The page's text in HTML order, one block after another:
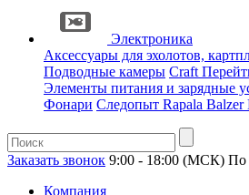
Электроника
Аксессуары для эхолотов,
Подводные камеры Craft
Элементы питания и зарядные
Фонари Следопыт Rapala Balzer
Заказать звонок 9:00 - 18:00 (МСК) По
Компания